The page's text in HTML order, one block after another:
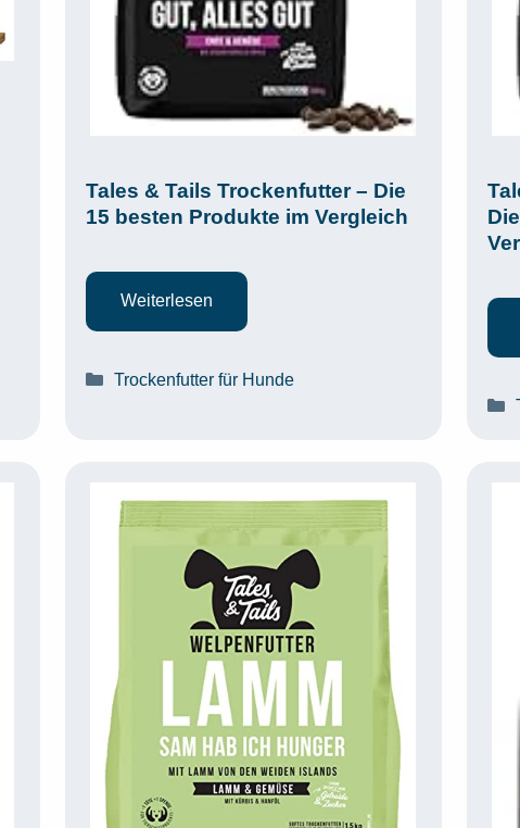
Tales & Tails Trockenfutter – Die
15 besten Produkte im Vergleich
Weiterlesen
Kategorien
Trockenfutter für Hunde